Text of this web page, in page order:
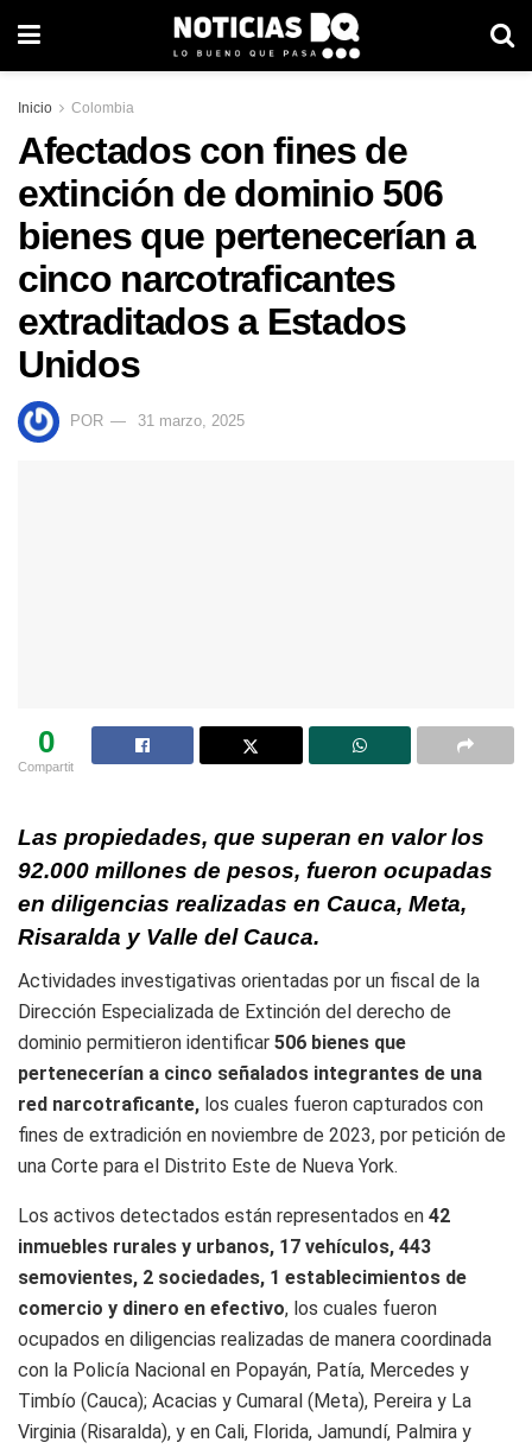
Inicio Colombia
Afectados con fines de
extinción de dominio 506
bienes que pertenecerían a
cinco narcotraficantes
extraditados a Estados
Unidos
POR 31 marzo, 2025
0
Compartit
Las propiedades, que superan en valor los
92.000 millones de pesos, fueron ocupadas
en diligencias realizadas en Cauca, Meta,
Risaralda y Valle del Cauca.
Actividades investigativas orientadas por un fiscal de la
Dirección Especializada de Extinción del derecho de
dominio permitieron identificar 506 bienes que
pertenecerían a cinco señalados integrantes de una
red narcotraficante, los cuales fueron capturados con
fines de extradición en noviembre de 2023, por petición de
una Corte para el Distrito Este de Nueva York.
Los activos detectados están representados en 42
inmuebles rurales y urbanos, 17 vehículos, 443
semovientes, 2 sociedades, 1 establecimientos de
comercio y dinero en efectivo, los cuales fueron
ocupados en diligencias realizadas de manera coordinada
con la Policía Nacional en Popayán, Patía, Mercedes y
Timbío (Cauca); Acacias y Cumaral (Meta), Pereira y La
Virginia (Risaralda), y en Cali, Florida, Jamundí, Palmira y